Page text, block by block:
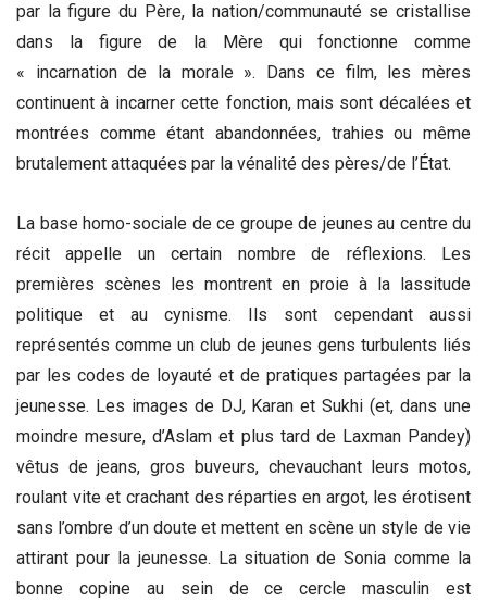
par la figure du Père, la nation/communauté se cristallise
dans la figure de la Mère qui fonctionne comme
« incarnation de la morale ». Dans ce film, les mères
continuent à incarner cette fonction, mais sont décalées et
montrées comme étant abandonnées, trahies ou même
brutalement attaquées par la vénalité des pères/de l’État.
La base homo-sociale de ce groupe de jeunes au centre du
récit appelle un certain nombre de réflexions. Les
premières scènes les montrent en proie à la lassitude
politique et au cynisme. Ils sont cependant aussi
représentés comme un club de jeunes gens turbulents liés
par les codes de loyauté et de pratiques partagées par la
jeunesse. Les images de DJ, Karan et Sukhi (et, dans une
moindre mesure, d’Aslam et plus tard de Laxman Pandey)
vêtus de jeans, gros buveurs, chevauchant leurs motos,
roulant vite et crachant des réparties en argot, les érotisent
sans l’ombre d’un doute et mettent en scène un style de vie
attirant pour la jeunesse. La situation de Sonia comme la
bonne copine au sein de ce cercle masculin est